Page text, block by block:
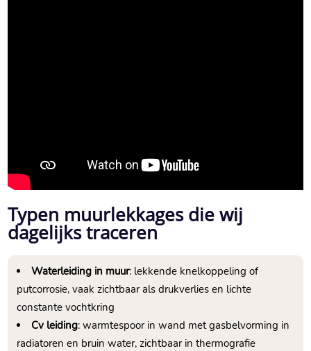
Typen muurlekkages die wij
dagelijks traceren
Waterleiding in muur: lekkende knelkoppeling of
putcorrosie, vaak zichtbaar als drukverlies en lichte
constante vochtkring
Cv leiding: warmtespoor in wand met gasbelvorming in
radiatoren en bruin water, zichtbaar in thermografie